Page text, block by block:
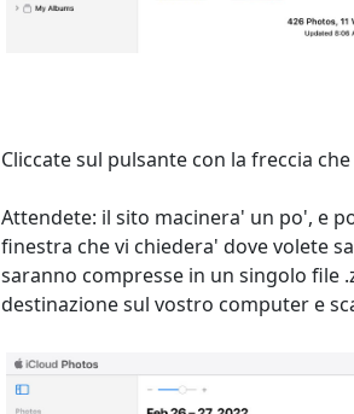
Cliccate sul pulsante con la freccia
Attendete: il sito macinera' un po', e
finestra che vi chiedera' dove volete
saranno compresse in un singolo file
destinazione sul vostro computer e